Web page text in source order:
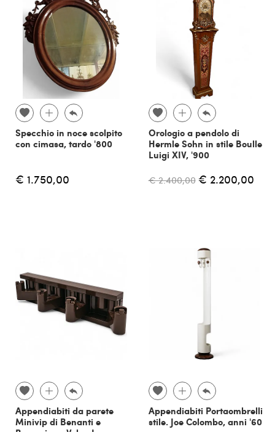
Specchio in noce scolpito
con cimasa, tardo '800
€ 1.750,00
Orologio a pendolo di
Hermle Sohn in stile Boulle
Luigi XIV, '900
€ 2.400,00 € 2.200,00
Appendiabiti da parete
Minivip di Benanti e
Appendiabiti Portaombrelli
stile. Joe Colombo, anni '60